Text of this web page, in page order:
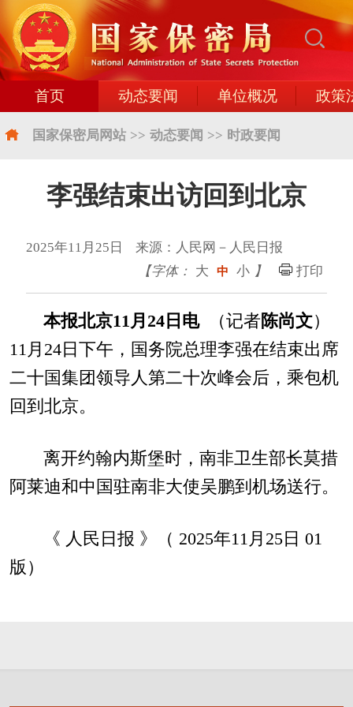
首页 动态要闻 单位概况 政策
国家保密局网站 >> 动态要闻 >> 时政要闻
李强结束出访回到北京
2025年11月25日 来源：人民网－人民日报
【字体： 大 中 小 】 打印
本报北京11月24日电（记者陈尚文）
11月24日下午，国务院总理李强在结束出席
二十国集团领导人第二十次峰会后，乘包机
回到北京。
离开约翰内斯堡时，南非卫生部长莫措
阿莱迪和中国驻南非大使吴鹏到机场送行。
《 人民日报 》（ 2025年11月25日 01
版）